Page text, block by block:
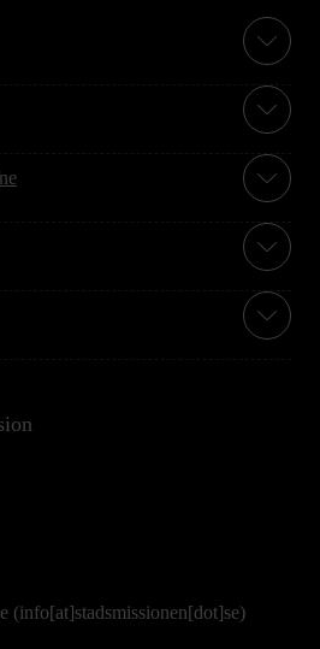
(info[at]stadsmissionen[dot]se)